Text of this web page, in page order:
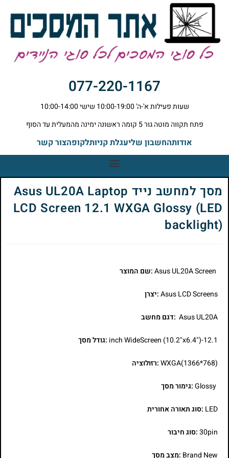
077-220-1167
שעות פעילות א'-ה' 10:00-19:00 שישי 10:00-14:00
פתח תקווה מוטה גור 5 קומה ראשונה ימינה מהמעלית עד הסוף
אודותהחשבון שליעגלת קניותלקופהצור קשר
מסך למחשב נייד Asus UL20A Laptop
LCD Screen 12.1 WXGA Glossy (LED
backlight)
:שם המוצר
Asus LCD Screens:יצרן
Asus UL20A :דגם מחשב
12.1-inch WideScreen (10.2"x6.4") :גודל מסך
WXGA(1366*768):רזולוציה
Glossy:גימור מסך
LED :סוג תאורה אחורית
30pin:סוג חיבור
Brand New :מצב מסך